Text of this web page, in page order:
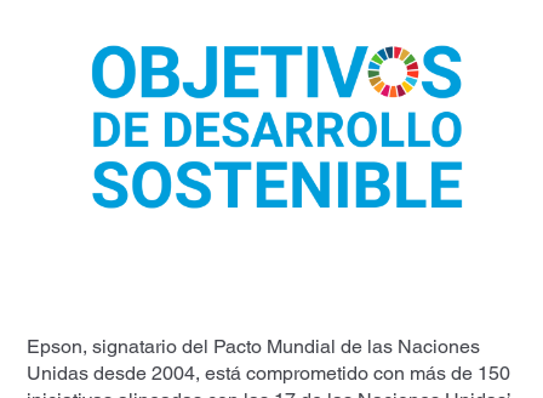
Epson, signatario del Pacto Mundial de las Naciones
Unidas desde 2004, está comprometido con más de 150